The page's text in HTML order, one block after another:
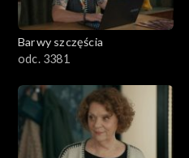
1301–1400
1101–1200
1001–1100
Barwy szczęścia
odc. 3381